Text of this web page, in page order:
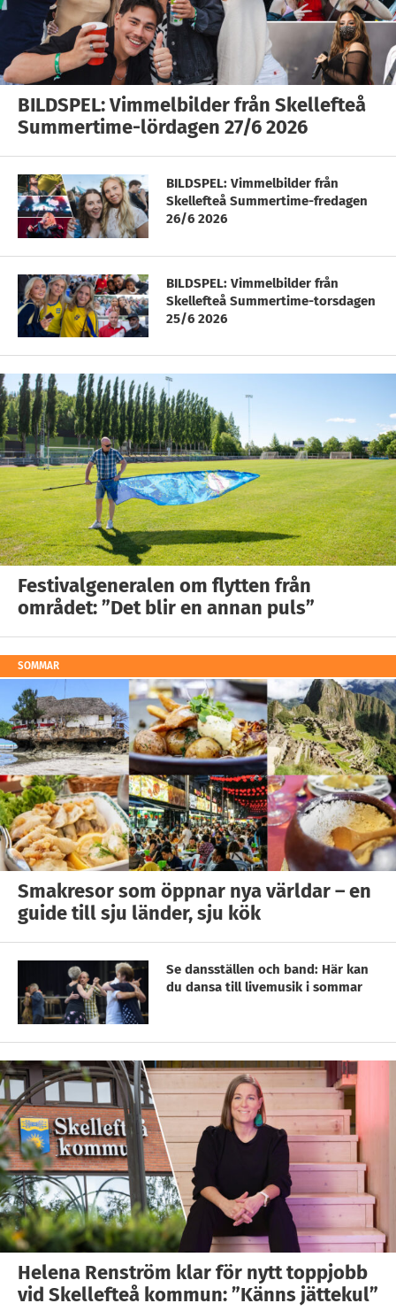
BILDSPEL: Vimmelbilder från Skellefteå
Summertime-lördagen 27/6 2026
BILDSPEL: Vimmelbilder från
Skellefteå Summertime-fredagen
26/6 2026
BILDSPEL: Vimmelbilder från
Skellefteå Summertime-torsdagen
25/6 2026
Festivalgeneralen om flytten från
området: ”Det blir en annan puls”
SOMMAR
Smakresor som öppnar nya världar – en
guide till sju länder, sju kök
Se dansställen och band: Här kan
du dansa till livemusik i sommar
Helena Renström klar för nytt toppjobb
vid Skellefteå kommun: ”Känns jättekul”